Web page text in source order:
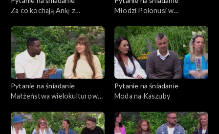
Za co kochają Anię z
Młodzi Polonusi w
Pytanie na śniadanie
Małżeństwa wielokulturowe
Pytanie na śniadanie
Moda na Kaszuby